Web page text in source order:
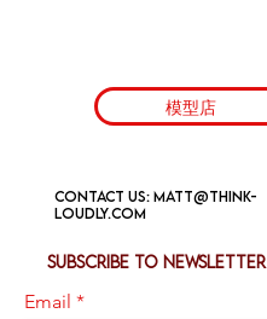
模型店
Contact us: matt@think-
loudly.com
Subscribe to newsletter
Email